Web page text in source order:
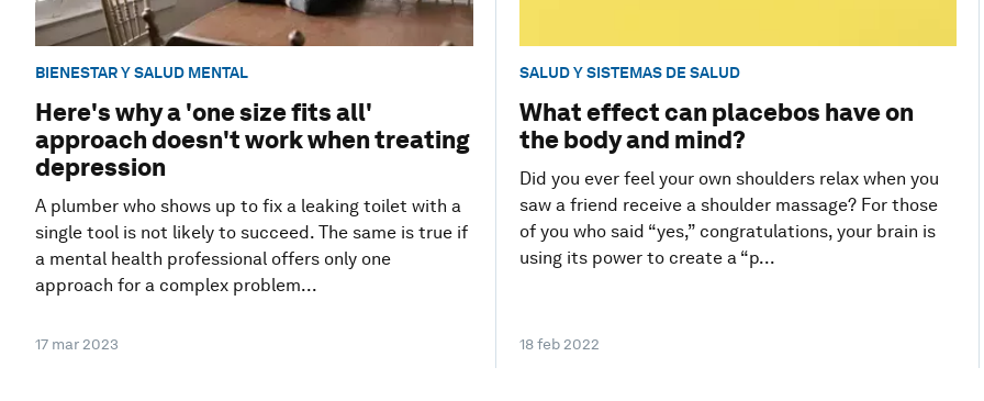
BIENESTAR Y SALUD MENTAL
Here's why a 'one size fits all'
approach doesn't work when treating
depression
A plumber who shows up to fix a leaking toilet with a
single tool is not likely to succeed. The same is true if
a mental health professional offers only one
approach for a complex problem...
17 mar 2023
SALUD Y SISTEMAS DE SALUD
What effect can placebos have on
the body and mind?
Did you ever feel your own shoulders relax when you
saw a friend receive a shoulder massage? For those
of you who said “yes,” congratulations, your brain is
using its power to create a “p...
18 feb 2022